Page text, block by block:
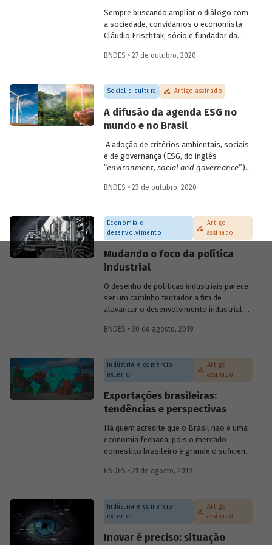
da população aos serviços.
Sempre buscando ampliar o diálogo com
a sociedade, convidamos o economista
Cláudio Frischtak, sócio e fundador da
International Growth Center (LSE), para
oportunidades e desafios para ampliar os
investimentos em saneamento no Brasil.
textos com especialistas convidados, que
busca ampliar a troca de conhecimentos e
promover a discussão sobre os principais
temas relacionados ao desenvolvimento
brasileiro.
BNDES • 27 de outubro, 2020
Social e cultura Artigo assinado
A difusão da agenda ESG no
mundo e no Brasil
A adoção de critérios ambientais, sociais
e de governança (ESG, do inglês
“environment, social and governance”)
investimentos parece estar
gestoras e bancos brasileiros. A
introdução de critérios ESG nas decisões
de investimento pode ser entendida como
uma ampliação do foco em
shareholders
(acionistas) para todos osstakeholders
(partes interessadas). Entenda como foi a
evolução do investimento sustentável e
quais são os desafios para a
disseminação dos critérios ESG entre
BNDES • 23 de outubro, 2020
Economia e
desenvolvimento
Artigo
assinado
Mudando o foco da política
industrial
O desenho de políticas industriais parece
ser um caminho tentador a fim de
alavancar o desenvolvimento industrial,
mais casos de fracasso do que de
governos devem, de fato, intervir para o
desenvolvimento de um segmento da
economia. E, em caso positivo, como
deveria se dar esse apoio?
BNDES • 30 de agosto, 2019
Indústria e comércio
exterior
Artigo
assinado
Exportações brasileiras:
tendências e perspectivas
Há quem acredite que o Brasil não é uma
economia fechada, pois o mercado
doméstico brasileiro é grande o suficiente
importações no produto interno bruto
mesma participação que os Estados
Unidos da América (EUA) no mercado
externo, logo sua economia não pode ser
BNDES • 21 de agosto, 2019
Indústria e comércio
exterior
Artigo
assinado
Inovar é preciso: situação